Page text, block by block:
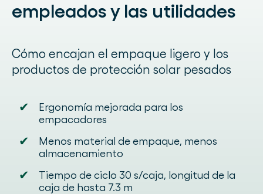
empleados y las utilidades
Cómo encajan el empaque ligero y los
productos de protección solar pesados
✔
Ergonomía mejorada para los
empacadores
✔
Menos material de empaque, menos
almacenamiento
✔
Tiempo de ciclo 30 s/caja, longitud de la
caja de hasta 7.3 m